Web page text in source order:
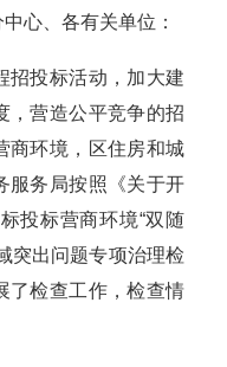
心、各有关单位：
投标活动，加大建
，营造公平竞争的招
商环境，区住房和城
服务局按照《关于开
投标营商环境“双随
突出问题专项治理检
了检查工作，检查情